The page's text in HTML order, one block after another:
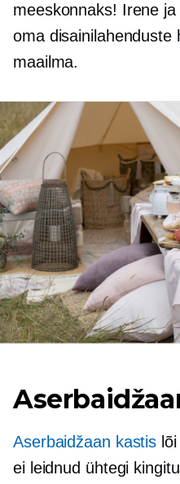
meeskonnaks! Irene
oma disainilahenduste
maailma.
Aserbaidžaan kastis
ei leidnud ühtegi